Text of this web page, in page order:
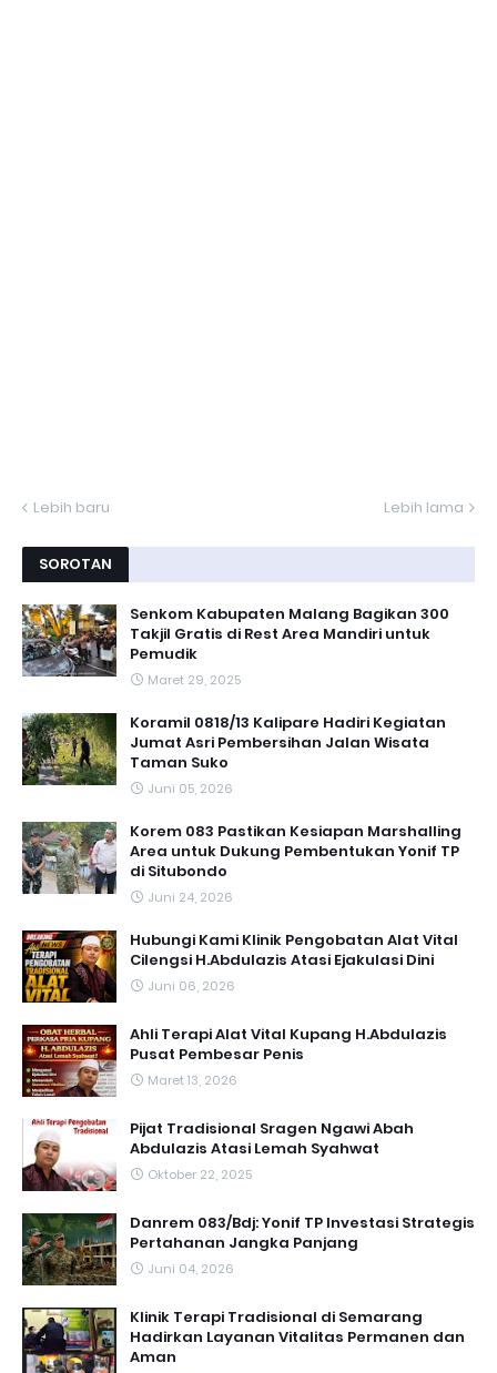
Lebih baru Lebih lama
SOROTAN
Senkom Kabupaten Malang Bagikan 300
Takjil Gratis di Rest Area Mandiri untuk
Pemudik
Maret 29, 2025
Koramil 0818/13 Kalipare Hadiri Kegiatan
Jumat Asri Pembersihan Jalan Wisata
Taman Suko
Juni 05, 2026
Korem 083 Pastikan Kesiapan Marshalling
Area untuk Dukung Pembentukan Yonif TP
di Situbondo
Juni 24, 2026
Hubungi Kami Klinik Pengobatan Alat Vital
Cilengsi H.Abdulazis Atasi Ejakulasi Dini
Juni 06, 2026
Ahli Terapi Alat Vital Kupang H.Abdulazis
Pusat Pembesar Penis
Maret 13, 2026
Pijat Tradisional Sragen Ngawi Abah
Abdulazis Atasi Lemah Syahwat
Oktober 22, 2025
Danrem 083/Bdj: Yonif TP Investasi Strategis
Pertahanan Jangka Panjang
Juni 04, 2026
Klinik Terapi Tradisional di Semarang
Hadirkan Layanan Vitalitas Permanen dan
Aman